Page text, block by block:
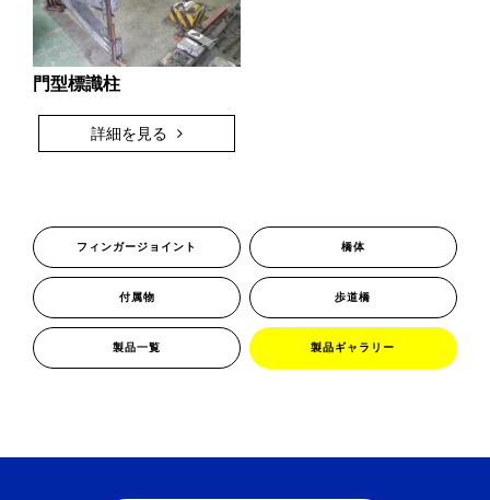
門型標識柱
詳細を見る
フィンガージョイント 橋体
付属物 歩道橋
製品一覧 製品ギャラリー